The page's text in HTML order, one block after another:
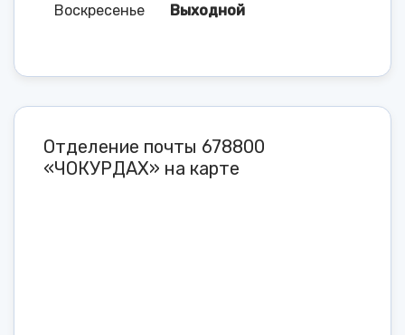
Воскресенье Выходной
Отделение почты 678800
«ЧОКУРДАХ» на карте